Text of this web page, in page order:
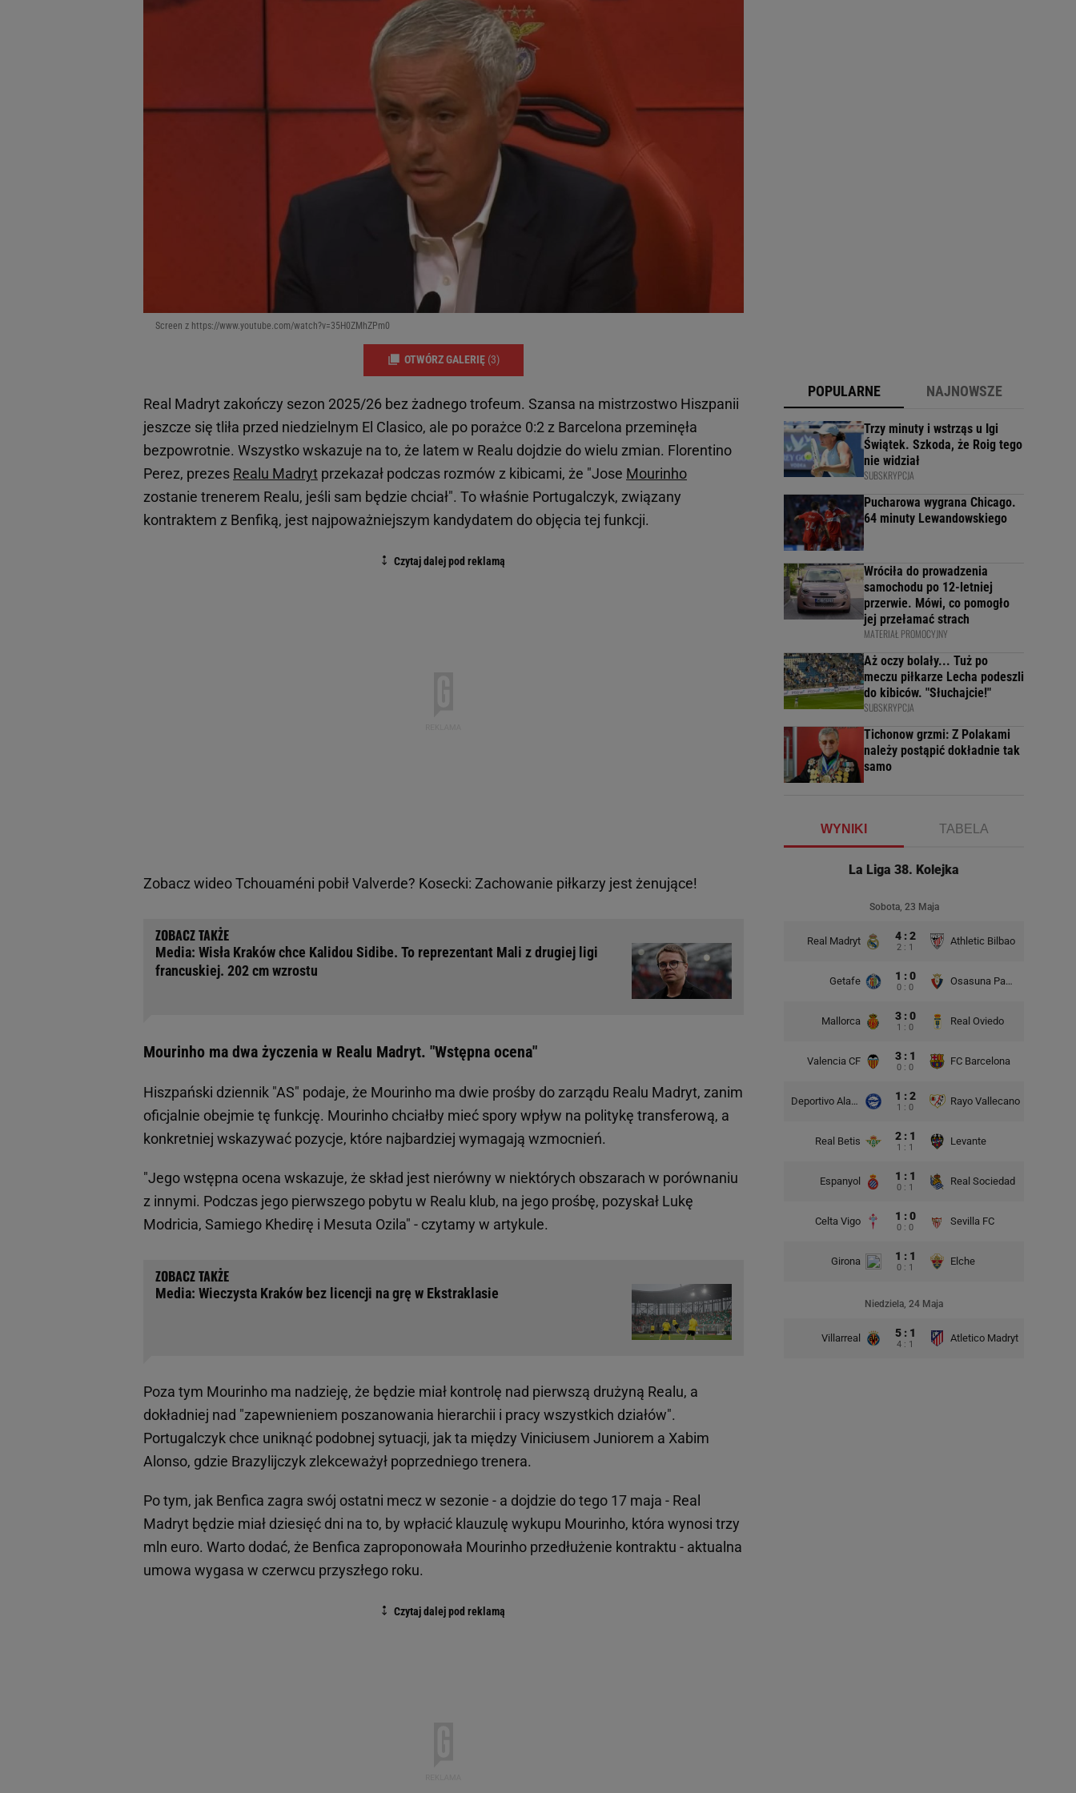
Screen z https://www.youtube.com/watch?v=35H0ZMhZPm0
OTWÓRZ GALERIĘ (3)
Real Madryt zakończy sezon 2025/26 bez żadnego trofeum. Szansa na mistrzostwo Hiszpanii
jeszcze się tliła przed niedzielnym El Clasico, ale po porażce 0:2 z Barcelona przeminęła
bezpowrotnie. Wszystko wskazuje na to, że latem w Realu dojdzie do wielu zmian. Florentino
Perez, prezes Realu Madryt przekazał podczas rozmów z kibicami, że "Jose Mourinho
zostanie trenerem Realu, jeśli sam będzie chciał". To właśnie Portugalczyk, związany
kontraktem z Benfiką, jest najpoważniejszym kandydatem do objęcia tej funkcji.
Zobacz wideoTchouaméni pobił Valverde? Kosecki: Zachowanie piłkarzy jest żenujące!
Media: Wisła Kraków chce Kalidou Sidibe. To reprezentant Mali z drugiej ligi
francuskiej. 202 cm wzrostu
Mourinho ma dwa życzenia w Realu Madryt. "Wstępna ocena"
Hiszpański dziennik "AS" podaje, że Mourinho ma dwie prośby do zarządu Realu Madryt, zanim
oficjalnie obejmie tę funkcję. Mourinho chciałby mieć spory wpływ na politykę transferową, a
konkretniej wskazywać pozycje, które najbardziej wymagają wzmocnień.
"Jego wstępna ocena wskazuje, że skład jest nierówny w niektórych obszarach w porównaniu
z innymi. Podczas jego pierwszego pobytu w Realu klub, na jego prośbę, pozyskał Lukę
Modricia, Samiego Khedirę i Mesuta Ozila" - czytamy w artykule.
Media: Wieczysta Kraków bez licencji na grę w Ekstraklasie
Poza tym Mourinho ma nadzieję, że będzie miał kontrolę nad pierwszą drużyną Realu, a
dokładniej nad "zapewnieniem poszanowania hierarchii i pracy wszystkich działów".
Portugalczyk chce uniknąć podobnej sytuacji, jak ta między Viniciusem Juniorem a Xabim
Alonso, gdzie Brazylijczyk zlekceważył poprzedniego trenera.
Po tym, jak Benfica zagra swój ostatni mecz w sezonie - a dojdzie do tego 17 maja - Real
Madryt będzie miał dziesięć dni na to, by wpłacić klauzulę wykupu Mourinho, która wynosi trzy
mln euro. Warto dodać, że Benfica zaproponowała Mourinho przedłużenie kontraktu - aktualna
umowa wygasa w czerwcu przyszłego roku.
POPULARNE NAJNOWSZE
Trzy minuty i wstrząs u Igi
Świątek. Szkoda, że Roig tego
nie widział
SUBSKRYPCJA
Pucharowa wygrana Chicago.
64 minuty Lewandowskiego
Wróciła do prowadzenia
samochodu po 12-letniej
przerwie. Mówi, co pomogło
jej przełamać strach
MATERIAŁ PROMOCYJNY
Aż oczy bolały... Tuż po
meczu piłkarze Lecha podeszli
do kibiców. "Słuchajcie!"
SUBSKRYPCJA
Tichonow grzmi: Z Polakami
należy postąpić dokładnie tak
samo
WYNIKI TABELA
La Liga 38. Kolejka
Sobota, 23 Maja
Real Madryt 4 : 2
2 : 1
Athletic Bilbao
Getafe 1 : 0
0 : 0
Osasuna Pampeluna
Mallorca 3 : 0
1 : 0
Real Oviedo
Valencia CF 3 : 1
0 : 0
FC Barcelona
Deportivo Alaves 1 : 2
1 : 0
Rayo Vallecano
Real Betis 2 : 1
1 : 1
Levante
Espanyol 1 : 1
0 : 1
Real Sociedad
Celta Vigo 1 : 0
0 : 0
Sevilla FC
Girona 1 : 1
0 : 1
Elche
Niedziela, 24 Maja
Villarreal 5 : 1
4 : 1
Atletico Madryt